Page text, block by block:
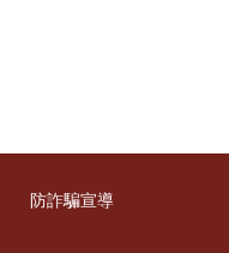
防詐騙宣導